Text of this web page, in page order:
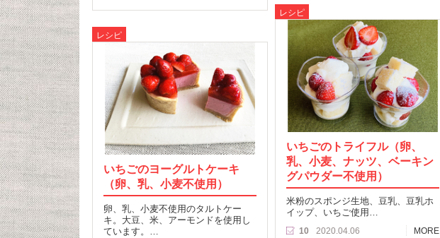
レシピ
いちごのトライフル（卵、
乳、小麦、ナッツ、ベーキン
グパウダー不使用）
米粉のスポンジ生地、豆乳、豆乳ホ
イップ、いちご使用…
10 2020.04.06 MORE
レシピ
いちごのヨーグルトケーキ
（卵、乳、小麦不使用）
卵、乳、小麦不使用のタルトケー
キ。大豆、米、アーモンドを使用し
ています。…